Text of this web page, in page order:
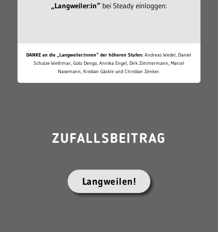
„Langweiler:in“bei Steady einloggen:
DANKE an die „Langweiler:innen“ der höheren Stufen: Andreas Wedel, Daniel
Schulze-Wethmar, Goto Dengo, Annika Engel, Dirk Zimmermann, Marcel
Nasemann, Kristian Gäckle und Christian Zenker.
ZUFALLSBEITRAG
Langweilen!